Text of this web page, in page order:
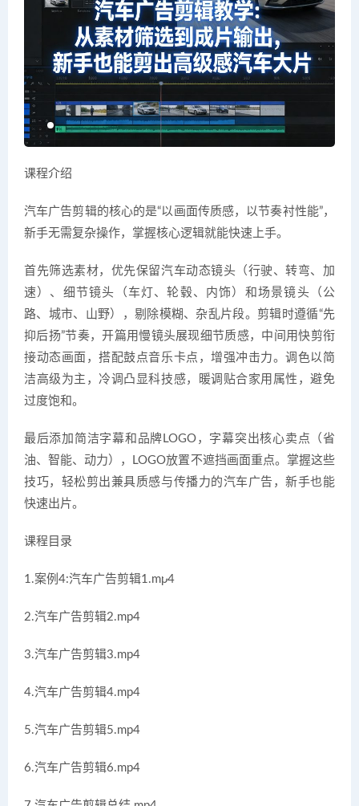
课程介绍
汽车广告剪辑的核心的是“以画面传质感，以节奏衬性能”，
新手无需复杂操作，掌握核心逻辑就能快速上手。
首先筛选素材，优先保留汽车动态镜头（行驶、转弯、加
速）、细节镜头（车灯、轮毂、内饰）和场景镜头（公
路、城市、山野），剔除模糊、杂乱片段。剪辑时遵循“先
抑后扬”节奏，开篇用慢镜头展现细节质感，中间用快剪衔
接动态画面，搭配鼓点音乐卡点，增强冲击力。调色以简
洁高级为主，冷调凸显科技感，暖调贴合家用属性，避免
过度饱和。
最后添加简洁字幕和品牌LOGO，字幕突出核心卖点（省
油、智能、动力），LOGO放置不遮挡画面重点。掌握这些
技巧，轻松剪出兼具质感与传播力的汽车广告，新手也能
快速出片。
课程目录
1.案例4:汽车广告剪辑1.mp4
2.汽车广告剪辑2.mp4
3.汽车广告剪辑3.mp4
4.汽车广告剪辑4.mp4
5.汽车广告剪辑5.mp4
6.汽车广告剪辑6.mp4